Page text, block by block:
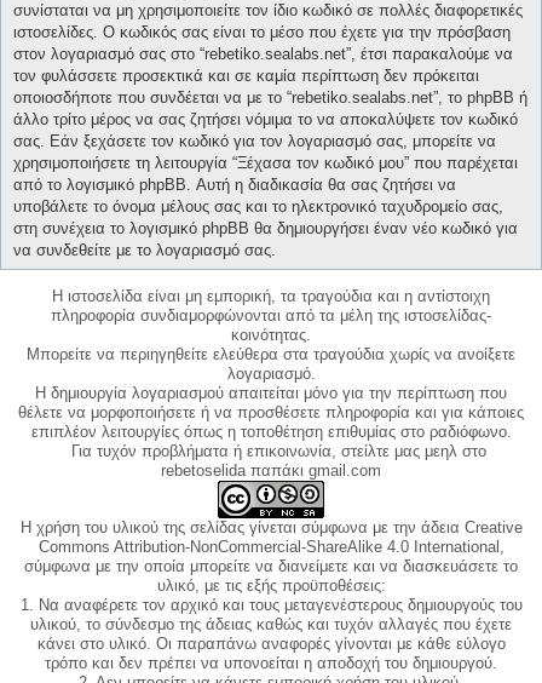
συνίσταται να μη χρησιμοποιείτε τον ίδιο κωδικό σε πολλές διαφορετικές
ιστοσελίδες. Ο κωδικός σας είναι το μέσο που έχετε για την πρόσβαση
στον λογαριασμό σας στο “rebetiko.sealabs.net”, έτσι παρακαλούμε να
τον φυλάσσετε προσεκτικά και σε καμία περίπτωση δεν πρόκειται
οποιοσδήποτε που συνδέεται να με το “rebetiko.sealabs.net”, το phpBB ή
άλλο τρίτο μέρος να σας ζητήσει νόμιμα το να αποκαλύψετε τον κωδικό
σας. Εάν ξεχάσετε τον κωδικό για τον λογαριασμό σας, μπορείτε να
χρησιμοποιήσετε τη λειτουργία “Ξέχασα τον κωδικό μου” που παρέχεται
από το λογισμικό phpBB. Αυτή η διαδικασία θα σας ζητήσει να
υποβάλετε το όνομα μέλους σας και το ηλεκτρονικό ταχυδρομείο σας,
στη συνέχεια το λογισμικό phpBB θα δημιουργήσει έναν νέο κωδικό για
να συνδεθείτε με το λογαριασμό σας.
Η ιστοσελίδα είναι μη εμπορική, τα τραγούδια και η αντίστοιχη
πληροφορία συνδιαμορφώνονται από τα μέλη της ιστοσελίδας-
κοινότητας.
Μπορείτε να περιηγηθείτε ελεύθερα στα τραγούδια χωρίς να ανοίξετε
λογαριασμό.
Η δημιουργία λογαριασμού απαιτείται μόνο για την περίπτωση που
θέλετε να μορφοποιήσετε ή να προσθέσετε πληροφορία και για κάποιες
επιπλέον λειτουργίες όπως η τοποθέτηση επιθυμίας στο ραδιόφωνο.
Για τυχόν προβλήματα ή επικοινωνία, στείλτε μας μεηλ στο
rebetoselida παπάκι gmail.com
Η χρήση του υλικού της σελίδας γίνεται σύμφωνα με την άδεια Creative
Commons Attribution-NonCommercial-ShareAlike 4.0 International,
σύμφωνα με την οποία μπορείτε να διανείμετε και να διασκευάσετε το
υλικό, με τις εξής προϋποθέσεις:
1. Να αναφέρετε τον αρχικό και τους μεταγενέστερους δημιουργούς του
υλικού, το σύνδεσμο της άδειας καθώς και τυχόν αλλαγές που έχετε
κάνει στο υλικό. Οι παραπάνω αναφορές γίνονται με κάθε εύλογο
τρόπο και δεν πρέπει να υπονοείται η αποδοχή του δημιουργού.